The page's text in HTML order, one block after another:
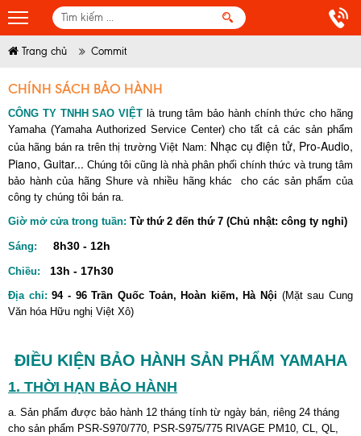
Trang chủ Commit
CHÍNH SÁCH BẢO HÀNH
CÔNG TY TNHH SAO VIỆT là trung tâm bảo hành chính thức cho hãng
Yamaha (Yamaha Authorized Service Center) cho tất cả các sản phẩm
của hãng bán ra trên thị trường Việt Nam: Nhạc cụ điện tử, Pro-Audio,
Piano, Guitar... Chúng tôi cũng là nhà phân phối chính thức và trung tâm
bảo hành của hãng Shure và nhiều hãng khác cho các sản phẩm của
công ty chúng tôi bán ra.
Giờ mở cửa trong tuần: Từ thứ 2 đến thứ 7 (Chủ nhật: công ty nghỉ)
Sáng: 8h30 - 12h
Chiều: 13h - 17h30
Địa chỉ: 94 - 96 Trần Quốc Toản, Hoàn kiếm, Hà Nội (Mặt sau Cung
Văn hóa Hữu nghị Việt Xô)
ĐIỀU KIỆN BẢO HÀNH SẢN PHẨM YAMAHA
1. THỜI HẠN BẢO HÀNH
a. Sản phẩm được bảo hành 12 tháng tính từ ngày bán, riêng 24 tháng
cho sản phẩm PSR-S970/770, PSR-S975/775 RIVAGE PM10, CL, QL,